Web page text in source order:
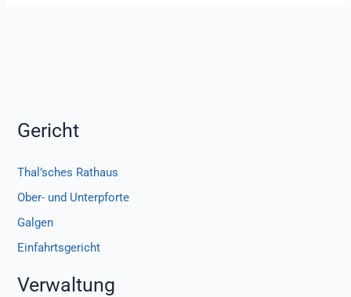
Gericht
Thal’sches Rathaus
Ober- und Unterpforte
Galgen
Einfahrtsgericht
Verwaltung